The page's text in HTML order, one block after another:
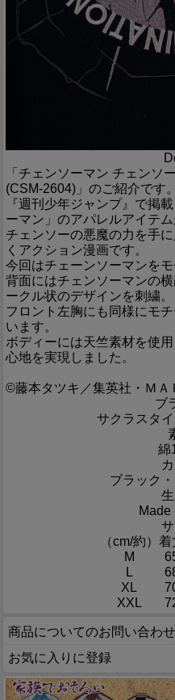
「チェンソーマン チェンソ
(CSM-2604)」のご紹介です。
『週刊少年ジャンプ』で掲
ーマン」のアパレルアイテム
チェンソーの悪魔の力を手
くアクション漫画です。
今回はチェーンソーマンを
背面にはチェンソーマンの
ークル状のデザインを刺繍。
フロント左胸にも同様にモ
います。
ボディーには天竺素材を使
心地を実現しました。
©藤本タツキ／集英社・ＭＡ
ブ
サクラスタ
綿
ブラック
Made
（cm/約） 着
M
L
XL
XXL
商品についてのお問い合わせ
お気に入りに登録